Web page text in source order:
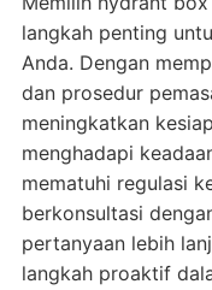
langkah penting
Anda. Dengan
dan prosedur
meningkatkan
menghadapi
mematuhi regulasi
berkonsultasi
pertanyaan lebih
langkah proaktif